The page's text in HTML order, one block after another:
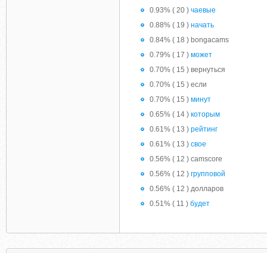
0.93% ( 20 ) чаевые
0.88% ( 19 ) начать
0.84% ( 18 ) bongacams
0.79% ( 17 ) может
0.70% ( 15 ) вернуться
0.70% ( 15 ) если
0.70% ( 15 ) минут
0.65% ( 14 ) которым
0.61% ( 13 ) рейтинг
0.61% ( 13 ) свое
0.56% ( 12 ) camscore
0.56% ( 12 ) групповой
0.56% ( 12 ) долларов
0.51% ( 11 ) будет